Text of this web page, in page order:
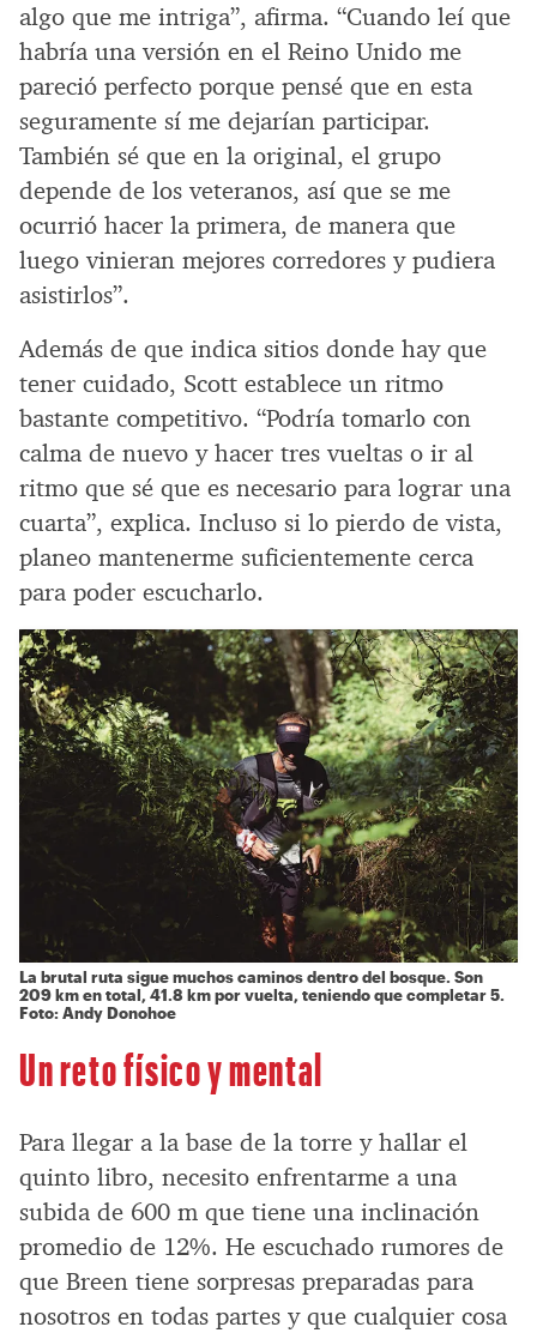
algo que me intriga”, afirma. “Cuando leí que
habría una versión en el Reino Unido me
pareció perfecto porque pensé que en esta
seguramente sí me dejarían participar.
También sé que en la original, el grupo
depende de los veteranos, así que se me
ocurrió hacer la primera, de manera que
luego vinieran mejores corredores y pudiera
asistirlos”.
Además de que indica sitios donde hay que
tener cuidado, Scott establece un ritmo
bastante competitivo. “Podría tomarlo con
calma de nuevo y hacer tres vueltas o ir al
ritmo que sé que es necesario para lograr una
cuarta”, explica. Incluso si lo pierdo de vista,
planeo mantenerme suficientemente cerca
para poder escucharlo.
La brutal ruta sigue muchos caminos dentro del bosque. Son
209 km en total, 41.8 km por vuelta, teniendo que completar 5.
Foto: Andy Donohoe
Un reto físico y mental
Para llegar a la base de la torre y hallar el
quinto libro, necesito enfrentarme a una
subida de 600 m que tiene una inclinación
promedio de 12%. He escuchado rumores de
que Breen tiene sorpresas preparadas para
nosotros en todas partes y que cualquier cosa